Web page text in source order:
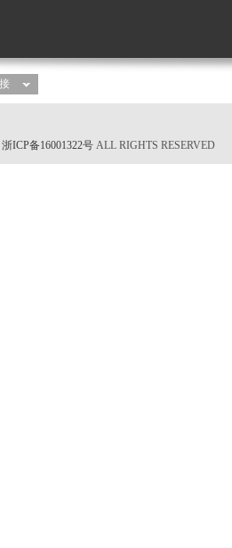
浙ICP备16001322号 ALL RIGHTS RESERVED